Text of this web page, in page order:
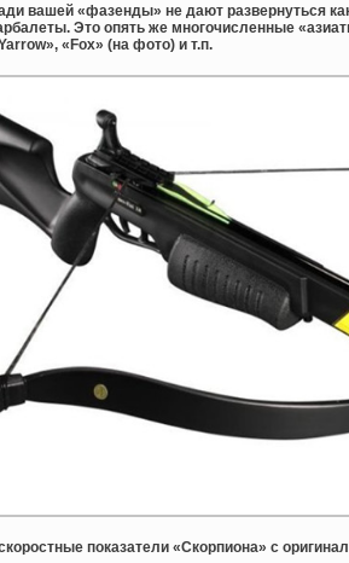
вашей «фазенды» не дают развернуться
Это опять же многочисленные
«Fox» (на фото) и т.п.
показатели «Скорпиона» с